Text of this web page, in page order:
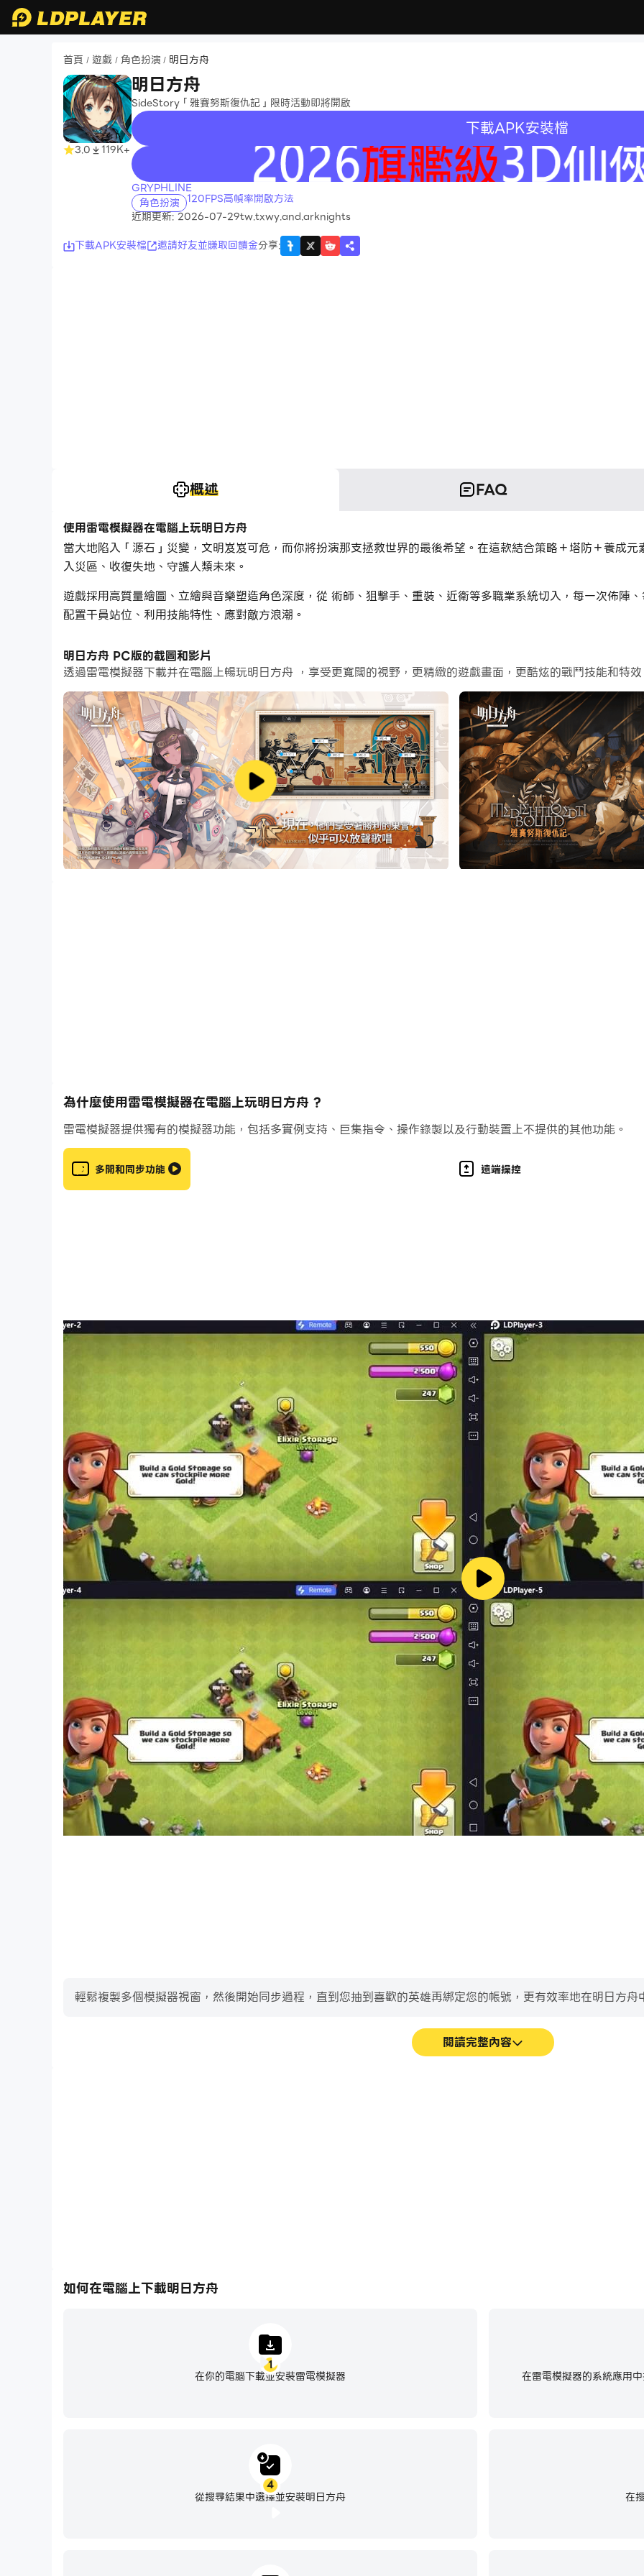
首頁 / 遊戲 / 角色扮演 / 明日方舟
3.0 119K+
明日方舟
SideStory「雅賽努斯復仇記」限時活動即將開啟
recommend
下載APK安裝檔
recommend
GRYPHLINE
角色扮演 120FPS高幀率開啟方法
近期更新: 2026-07-29tw.txwy.and.arknights
下載APK安裝檔
邀請好友並賺取回饋金分享:
概述 FAQ
使用雷電模擬器在電腦上玩明日方舟
當大地陷入「源石」災變，文明岌岌可危，而你將扮演那支拯救世界的最後希望。在這款結合策略＋塔防＋養成
入災區、收復失地、守護人類未來。
遊戲採用高質量繪圖、立繪與音樂塑造角色深度，從 術師、狙擊手、重裝、近衛等多職業系統切入，每一次佈陣
配置干員站位、利用技能特性、應對敵方浪潮。
遊戲玩法
職業搭配與站位策略：術師、狙擊、重裝、近衛、支援等多職業干員自由搭配，使用者需掌握各職業特性與站位
章節使命與掃蕩養成：完成主線章節、探索危險區域、參與活動，獲得經驗、資源與新干員。
基建與經營系統：經營 「羅德島」基建，建造設施、提升效率，為戰場提供後勤保障。
活動與限定內容：定期推出主題活動、新干員、新劇情，讓玩家持續投入更新內容。
遊戲特色
策略深度與養成元素並存：不只是戰鬥，還有干員羈絆、故事情節、世界觀探索。
精緻視覺與音效呈現：從角色設計到背景音樂，都打造專業級品質。
明日方舟 PC版的截圖和影片
透過雷電模擬器下載并在電腦上暢玩明日方舟 ，享受更寬闊的視野，更精緻的遊戲畫面，更酷炫的戰鬥技能和特
為什麼使用雷電模擬器在電腦上玩明日方舟 ?
雷電模擬器提供獨有的模擬器功能，包括多實例支持、巨集指令、操作錄製以及行動裝置上不提供的其他功能。
多開和同步功能 遠端操控
輕鬆複製多個模擬器視窗，然後開始同步過程，直到您抽到喜歡的英雄再綁定您的帳號，更有效率地在明日方
閱讀完整內容
如何在電腦上下載明日方舟
1
在你的電腦下載並安裝雷電模擬器 在雷電模擬器的系統應用
在
4
從搜尋結果中選擇並安裝明日方舟